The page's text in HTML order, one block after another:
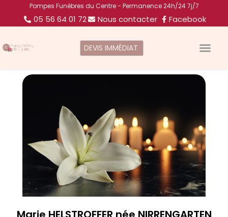
Pompes Funèbres du Centre - Permanence 24h/24 7j/7
05 56 64 01 72 Nous contacter Facebook
DEVIS IMMÉDIAT